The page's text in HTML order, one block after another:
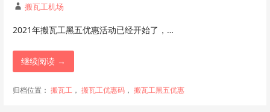
搬瓦工机场
2021年搬瓦工黑五优惠活动已经开始了，…
继续阅读 →
归档位置： 搬瓦工， 搬瓦工优惠码， 搬瓦工黑五优惠